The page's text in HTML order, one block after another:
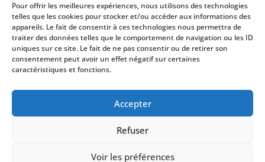
Pour offrir les meilleures expériences, nous utilisons des technologies
telles que les cookies pour stocker et/ou accéder aux informations des
appareils. Le fait de consentir à ces technologies nous permettra de
traiter des données telles que le comportement de navigation ou les ID
uniques sur ce site. Le fait de ne pas consentir ou de retirer son
consentement peut avoir un effet négatif sur certaines
caractéristiques et fonctions.
Accepter
Refuser
Voir les préférences
Presse
Programme PDF
Billetterie
Recrutement
Mentions légales
SUIVEZ-NOUS